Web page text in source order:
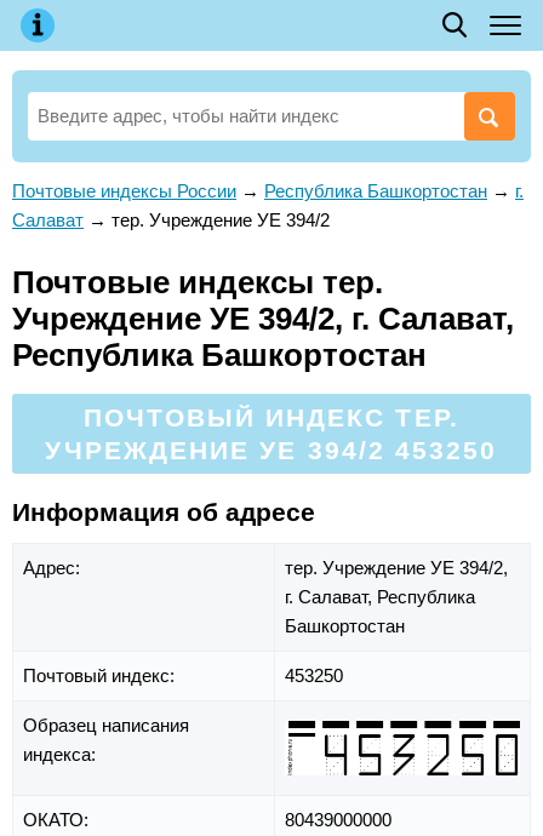
Почтовые индексы России → Республика Башкортостан → г.
Салават → тер. Учреждение УЕ 394/2
Почтовые индексы тер.
Учреждение УЕ 394/2, г. Салават,
Республика Башкортостан
ПОЧТОВЫЙ ИНДЕКС ТЕР.
УЧРЕЖДЕНИЕ УЕ 394/2 453250
Информация об адресе
Адрес:
тер. Учреждение УЕ 394/2,
г. Салават, Республика
Башкортостан
Почтовый индекс: 453250
Образец написания
индекса:
ОКАТО: 80439000000